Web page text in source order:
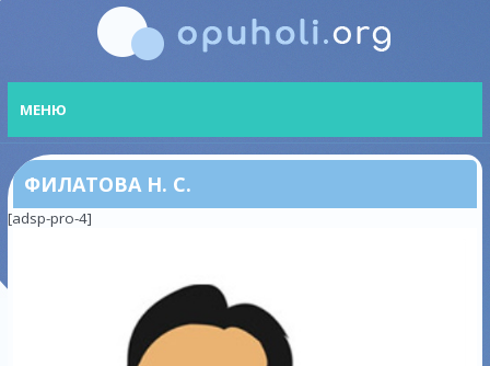
МЕНЮ
ФИЛАТОВА Н. С.
[adsp-pro-4]